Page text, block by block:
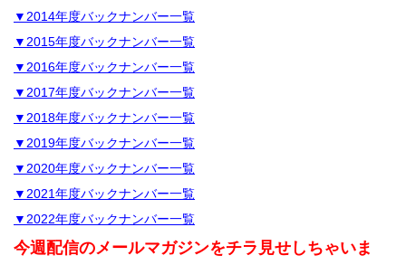
▼2014年度バックナンバー一覧
▼2015年度バックナンバー一覧
▼2016年度バックナンバー一覧
▼2017年度バックナンバー一覧
▼2018年度バックナンバー一覧
▼2019年度バックナンバー一覧
▼2020年度バックナンバー一覧
▼2021年度バックナンバー一覧
▼2022年度バックナンバー一覧
今週配信のメールマガジンをチラ見せしちゃいま